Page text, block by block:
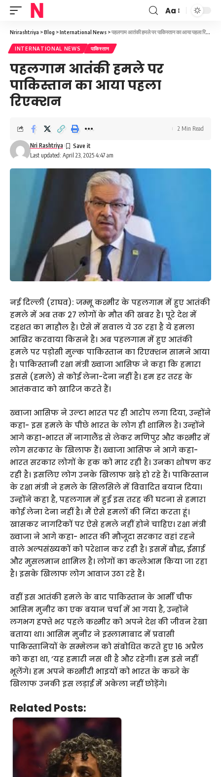
Font
Resizer
Aa
Nrirashtriya >Blog >International News >पहलगाम आतंकी हमले पर पाकिस्तान का आया पहला रिएक्शन
INTERNATIONAL NEWS पाकिस्तान
पहलगाम आतंकी हमले पर
पाकिस्तान का आया पहला
रिएक्शन
Last updated: April 23, 2025 4:47 am
Nri Rashtriya
2 Min Read
नई दिल्ली (राघव): जम्मू कश्मीर के पहलगाम में हुए आतंकी
हमले में अब तक 27 लोगों के मौत की खबर है। पूरे देश में
दहशत का माहौल है। ऐसे में सवाल ये उठ रहा है ये हमला
आखिर करवाया किसने है। अब पहलगाम में हुए आतंकी
हमले पर पड़ोसी मुल्क पाकिस्तान का रिएक्शन सामने आया
है। पाकिस्तानी रक्षा मंत्री ख्वाजा आसिफ ने कहा कि हमारा
इससे (हमले) से कोई लेना-देना नहीं है। हम हर तरह के
आतंकवाद को खारिज करते हैं।
ख्वाजा आसिफ ने उल्टा भारत पर ही आरोप लगा दिया, उन्होंने
कहा- इस हमले के पीछे भारत के लोग ही शामिल है। उन्होंने
आगे कहा-भारत में नागालैंड से लेकर मणिपुर और कश्मीर में
लोग सरकार के खिलाफ हैं। ख्वाजा आसिफ ने आगे कहा-
भारत सरकार लोगों के हक को मार रही है। उनका शोषण कर
रही है। इसलिए लोग उनके खिलाफ खड़े हो रहे हैं। पाकिस्तान
के रक्षा मंत्री ने हमले के सिलसिले में विवादित बयान दिया।
उन्होंने कहा है, पहलगाम में हुई इस तरह की घटना से हमारा
कोई लेना देना नहीं है। मैं ऐसे हमलों की निंदा करता हूं।
खासकर नागरिकों पर ऐसे हमले नहीं होने चाहिए। रक्षा मंत्री
ख्वाजा ने आगे कहा- भारत की मौजूदा सरकार वहां रहने
वाले अल्पसंख्यकों को परेशान कर रही है। इसमें बौद्ध, ईसाई
और मुसलमान शामिल है। लोगों का कत्लेआम किया जा रहा
है। इसके खिलाफ लोग आवाज उठा रहे हैं।
वहीं इस आतंकी हमले के बाद पाकिस्तान के आर्मी चीफ
आसिम मुनीर का एक बयान चर्चा में आ गया है, उन्होंने
लगभग हफ्ते भर पहले कश्मीर को अपने देश की जीवन रेखा
बताया था। आसिम मुनीर ने इस्लामाबाद में प्रवासी
पाकिस्तानियों के सम्मेलन को संबोधित करते हुए 16 अप्रैल
को कहा था, ‘यह हमारी नस थी है और रहेगी। हम इसे नहीं
भूलेंगे। हम अपने कश्मीरी भाइयों को भारत के कब्जे के
खिलाफ उनकी इस लड़ाई में अकेला नहीं छोड़ेंगे।
Related Posts: